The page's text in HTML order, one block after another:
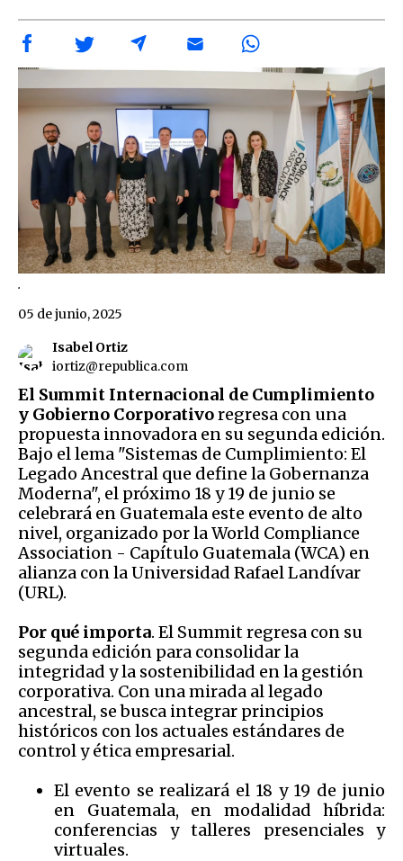
.
Isabel Ortiz
iortiz@republica.com
05 de junio, 2025
El Summit Internacional de Cumplimiento
y Gobierno Corporativoregresa con una
propuesta innovadora en su segunda edición.
Bajo el lema "Sistemas de Cumplimiento: El
Legado Ancestral que define la Gobernanza
Moderna", el próximo 18 y 19 de junio se
celebrará en Guatemala este evento de alto
nivel, organizado por la World Compliance
Association - Capítulo Guatemala (WCA) en
alianza con la Universidad Rafael Landívar
(URL).
Por qué importa. El Summit regresa con su
segunda edición para consolidar la
integridad y la sostenibilidad en la gestión
corporativa. Con una mirada al legado
ancestral, se busca integrar principios
históricos con los actuales estándares de
control y ética empresarial.
El evento se realizará el 18 y 19 de junio
en Guatemala, en modalidad híbrida:
conferencias y talleres presenciales y
virtuales.